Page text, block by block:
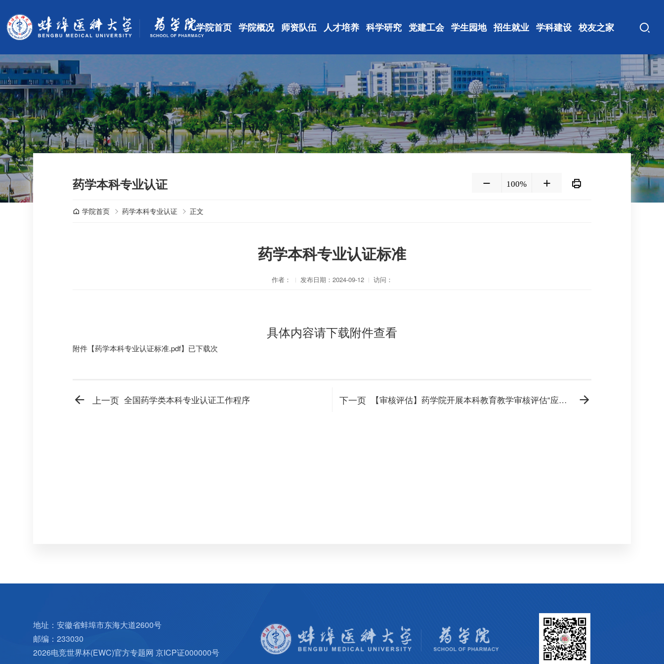
学院首页 学院概况 师资队伍 人才培养 科学研究 党建工会 学生园地 招生就业 学科建设 校友之家
药学本科专业认证 100%
学院首页 药学本科专业认证 正文
药学本科专业认证标准
作者： 发布日期：2024-09-12 访问：
具体内容请下载附件查看
附件【药学本科专业认证标准.pdf】已下载次
上一页 全国药学类本科专业认证工作程序 下一页 【审核评估】药学院开展本科教育教学审核评估“应知应会”知识竞赛
地址：安徽省蚌埠市东海大道2600号
邮编：233030
2026电竞世界杯(EWC)官方专题网京ICP证000000号